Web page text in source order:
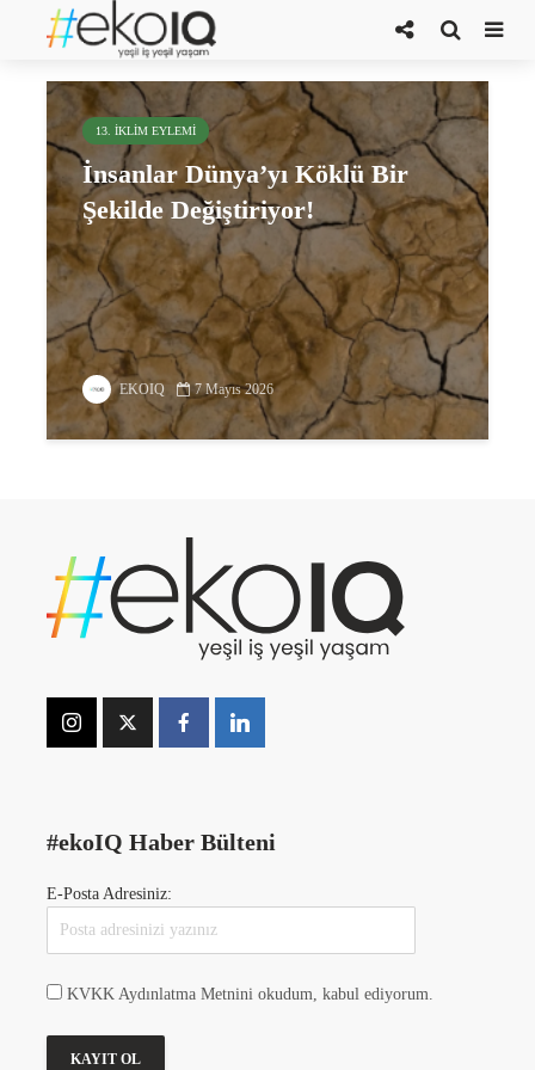
tür istilaları
13. İKLIM EYLEMI
İnsanlar Dünya’yı Köklü Bir
Şekilde Değiştiriyor!
EKOIQ 7 Mayıs 2026
#ekoIQ Haber Bülteni
E-Posta Adresiniz:
KVKK Aydınlatma Metnini okudum, kabul ediyorum.